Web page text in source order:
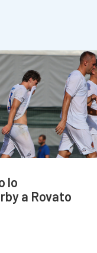
lo
a Rovato